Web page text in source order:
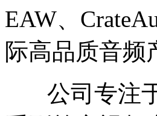
EAW、
际高品质音频
公司专注于